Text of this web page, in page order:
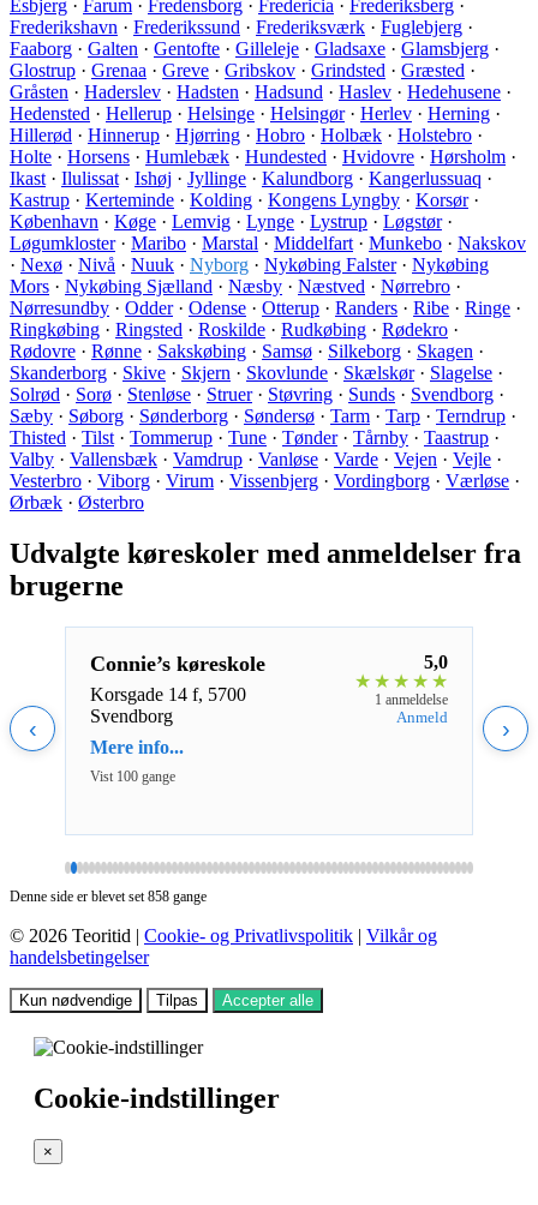
Esbjerg · Farum · Fredensborg · Fredericia · Frederiksberg ·
Frederikshavn · Frederikssund · Frederiksværk · Fuglebjerg ·
Faaborg · Galten · Gentofte · Gilleleje · Gladsaxe · Glamsbjerg ·
Glostrup · Grenaa · Greve · Gribskov · Grindsted · Græsted ·
Gråsten · Haderslev · Hadsten · Hadsund · Haslev · Hedehusene ·
Hedensted · Hellerup · Helsinge · Helsingør· Herlev · Herning ·
Hillerød · Hinnerup · Hjørring · Hobro · Holbæk · Holstebro ·
Holte · Horsens · Humlebæk · Hundested · Hvidovre · Hørsholm ·
Ikast · Ilulissat · Ishøj · Jyllinge · Kalundborg · Kangerlussuaq ·
Kastrup · Kerteminde · Kolding · Kongens Lyngby · Korsør·
København · Køge · Lemvig · Lynge · Lystrup · Løgstør·
Løgumkloster· Maribo · Marstal · Middelfart · Munkebo · Nakskov
· Nexø · Nivå · Nuuk · Nyborg · Nykøbing Falster· Nykøbing
Mors · Nykøbing Sjælland · Næsby · Næstved · Nørrebro ·
Nørresundby · Odder· Odense · Otterup · Randers · Ribe · Ringe ·
Ringkøbing · Ringsted · Roskilde · Rudkøbing · Rødekro ·
Rødovre · Rønne · Sakskøbing · Samsø · Silkeborg · Skagen ·
Skanderborg · Skive · Skjern · Skovlunde · Skælskør· Slagelse ·
Solrød · Sorø · Stenløse · Struer· Støvring · Sunds · Svendborg ·
Sæby · Søborg · Sønderborg · Søndersø · Tarm · Tarp · Terndrup ·
Thisted · Tilst · Tommerup · Tune · Tønder· Tårnby · Taastrup ·
Valby · Vallensbæk · Vamdrup · Vanløse · Varde · Vejen · Vejle ·
Vesterbro · Viborg · Virum · Vissenbjerg · Vordingborg · Værløse ·
Ørbæk · Østerbro
Udvalgte køreskoler med anmeldelser fra
brugerne
‹
Connie’s køreskole
Korsgade 14 f, 5700
Svendborg
Mere info...
Vist 100 gange
5,0
★ ★ ★ ★ ★
1 anmeldelse
Anmeld ›
Denne side er blevet set 858 gange
© 2026 Teoritid | Cookie- og Privatlivspolitik | Vilkår og
handelsbetingelser
Kun nødvendige Tilpas Accepter alle
Cookie-indstillinger
×